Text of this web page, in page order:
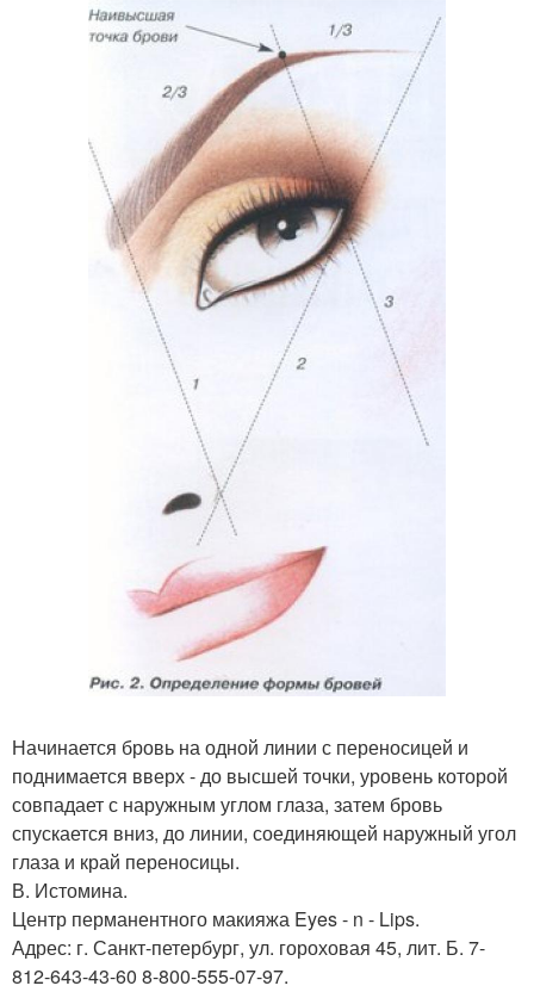
Начинается бровь на одной линии с переносицей и
поднимается вверх - до высшей точки, уровень которой
совпадает с наружным углом глаза, затем бровь
спускается вниз, до линии, соединяющей наружный угол
глаза и край переносицы.
В. Истомина.
Центр перманентного макияжа Eyes - n - Lips.
Адрес: г. Санкт-петербург, ул. гороховая 45, лит. Б. 7-
812-643-43-60 8-800-555-07-97.